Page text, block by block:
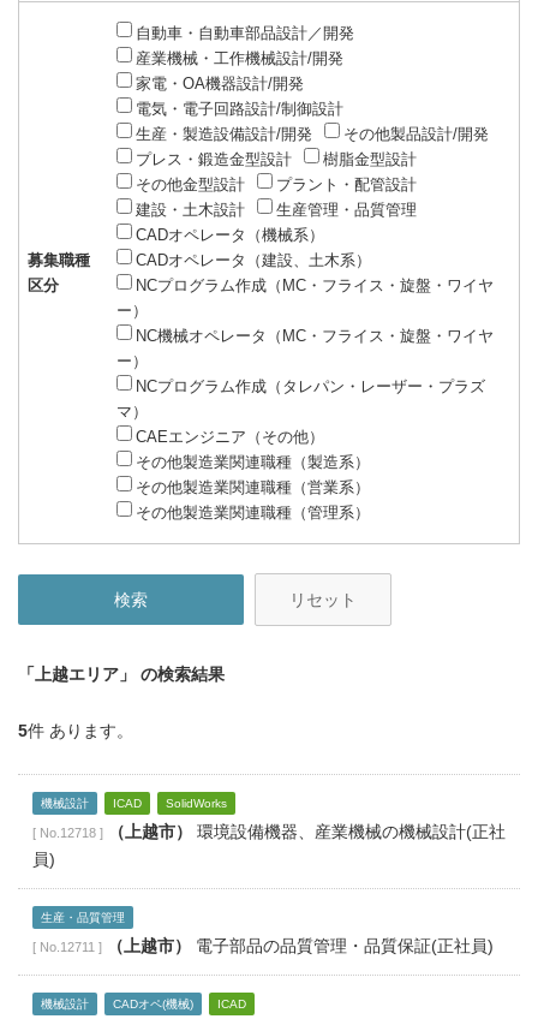
募集職種
区分
自動車・自動車部品設計／開発
産業機械・工作機械設計/開発
家電・OA機器設計/開発
電気・電子回路設計/制御設計
生産・製造設備設計/開発
その他製品設計/開発
プレス・鍛造金型設計
樹脂金型設計
その他金型設計
プラント・配管設計
建設・土木設計
生産管理・品質管理
CADオペレータ（機械系）
CADオペレータ（建設、土木系）
NCプログラム作成（MC・フライス・旋盤・ワイヤ
ー）
NC機械オペレータ（MC・フライス・旋盤・ワイヤ
ー）
NCプログラム作成（タレパン・レーザー・プラズ
マ）
CAEエンジニア（その他）
その他製造業関連職種（製造系）
その他製造業関連職種（営業系）
その他製造業関連職種（管理系）
リセット
「上越エリア」 の検索結果
5件 あります。
機械設計 ICAD SolidWorks
[ No.12718 ] （上越市）
環境設備機器、産業機械の機械設計(正社
員)
生産・品質管理
[ No.12711 ] （上越市） 電子部品の品質管理・品質保証(正社員)
機械設計 CADオペ(機械) ICAD